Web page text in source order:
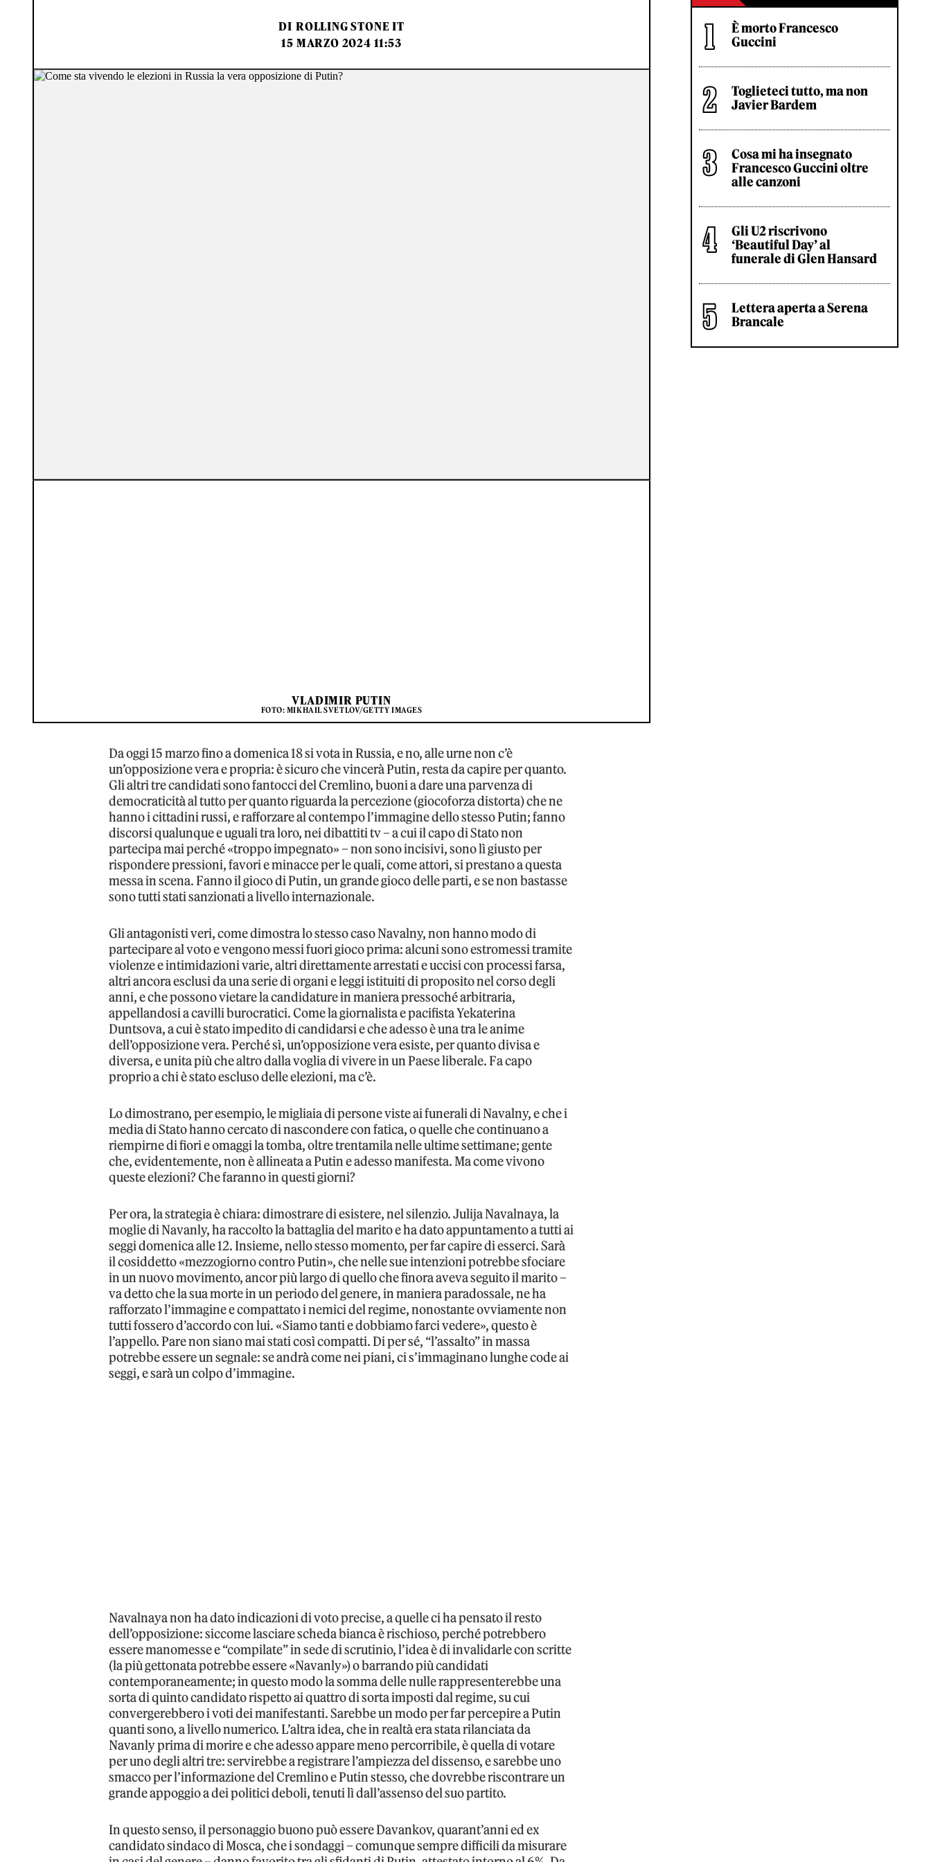
DI ROLLING STONE IT
15 MARZO 2024 11:53
VLADIMIR PUTIN
FOTO: MIKHAIL SVETLOV/GETTY IMAGES
Da oggi 15 marzo fino a domenica 18 si vota in Russia, e no, alle urne non c’è
un’opposizione vera e propria: è sicuro che vincerà Putin, resta da capire per quanto.
Gli altri tre candidati sono fantocci del Cremlino, buoni a dare una parvenza di
democraticità al tutto per quanto riguarda la percezione (giocoforza distorta) che ne
hanno i cittadini russi, e rafforzare al contempo l’immagine dello stesso Putin; fanno
discorsi qualunque e uguali tra loro, nei dibattiti tv – a cui il capo di Stato non
partecipa mai perché «troppo impegnato» – non sono incisivi, sono lì giusto per
rispondere pressioni, favori e minacce per le quali, come attori, si prestano a questa
messa in scena. Fanno il gioco di Putin, un grande gioco delle parti, e se non bastasse
sono tutti stati sanzionati a livello internazionale.
Gli antagonisti veri, come dimostra lo stesso caso Navalny, non hanno modo di
partecipare al voto e vengono messi fuori gioco prima: alcuni sono estromessi tramite
violenze e intimidazioni varie, altri direttamente arrestati e uccisi con processi farsa,
altri ancora esclusi da una serie di organi e leggi istituiti di proposito nel corso degli
anni, e che possono vietare la candidature in maniera pressoché arbitraria,
appellandosi a cavilli burocratici. Come la giornalista e pacifista Yekaterina
Duntsova, a cui è stato impedito di candidarsi e che adesso è una tra le anime
dell’opposizione vera. Perché sì, un’opposizione vera esiste, per quanto divisa e
diversa, e unita più che altro dalla voglia di vivere in un Paese liberale. Fa capo
proprio a chi è stato escluso delle elezioni, ma c’è.
Lo dimostrano, per esempio, le migliaia di persone viste ai funerali di Navalny, e che i
media di Stato hanno cercato di nascondere con fatica, o quelle che continuano a
riempirne di fiori e omaggi la tomba, oltre trentamila nelle ultime settimane; gente
che, evidentemente, non è allineata a Putin e adesso manifesta. Ma come vivono
queste elezioni? Che faranno in questi giorni?
Per ora, la strategia è chiara: dimostrare di esistere, nel silenzio. Julija Navalnaya, la
moglie di Navanly, ha raccolto la battaglia del marito e ha dato appuntamento a tutti ai
seggi domenica alle 12. Insieme, nello stesso momento, per far capire di esserci. Sarà
il cosiddetto «mezzogiorno contro Putin», che nelle sue intenzioni potrebbe sfociare
in un nuovo movimento, ancor più largo di quello che finora aveva seguito il marito –
va detto che la sua morte in un periodo del genere, in maniera paradossale, ne ha
rafforzato l’immagine e compattato i nemici del regime, nonostante ovviamente non
tutti fossero d’accordo con lui. «Siamo tanti e dobbiamo farci vedere», questo è
l’appello. Pare non siano mai stati così compatti. Di per sé, “l’assalto” in massa
potrebbe essere un segnale: se andrà come nei piani, ci s’immaginano lunghe code ai
seggi, e sarà un colpo d’immagine.
Navalnaya non ha dato indicazioni di voto precise, a quelle ci ha pensato il resto
dell’opposizione: siccome lasciare scheda bianca è rischioso, perché potrebbero
essere manomesse e “compilate” in sede di scrutinio, l’idea è di invalidarle con scritte
(la più gettonata potrebbe essere «Navanly») o barrando più candidati
contemporaneamente; in questo modo la somma delle nulle rappresenterebbe una
sorta di quinto candidato rispetto ai quattro di sorta imposti dal regime, su cui
convergerebbero i voti dei manifestanti. Sarebbe un modo per far percepire a Putin
quanti sono, a livello numerico. L’altra idea, che in realtà era stata rilanciata da
Navanly prima di morire e che adesso appare meno percorribile, è quella di votare
per uno degli altri tre: servirebbe a registrare l’ampiezza del dissenso, e sarebbe uno
smacco per l’informazione del Cremlino e Putin stesso, che dovrebbe riscontrare un
grande appoggio a dei politici deboli, tenuti lì dall’assenso del suo partito.
In questo senso, il personaggio buono può essere Davankov, quarant’anni ed ex
candidato sindaco di Mosca, che i sondaggi – comunque sempre difficili da misurare
È morto Francesco
Guccini
Toglieteci tutto, ma non
Javier Bardem
Cosa mi ha insegnato
Francesco Guccini oltre
alle canzoni
Gli U2 riscrivono
‘Beautiful Day’ al
funerale di Glen Hansard
Lettera aperta a Serena
Brancale